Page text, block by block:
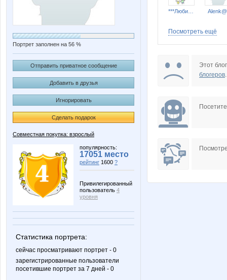
Портрет заполнен на 56 %
Отправить приватное сообщение
Добавить в друзья
Игнорировать
Сделать подарок
Совместная покупка: взрослый
популярность:
17051 место
рейтинг 1600 ?
Привилегированный
пользователь 4
уровня
Статистика портрета:
сейчас просматривают портрет - 0
зарегистрированные пользователи
посетившие портрет за 7 дней - 0
Nata30
Sc@rlet Somal
Посмотреть ещё
Этот
блогеров.